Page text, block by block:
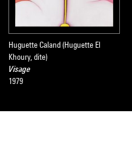
Huguette Caland (Huguette El
Khoury, dite)
Visage
1979